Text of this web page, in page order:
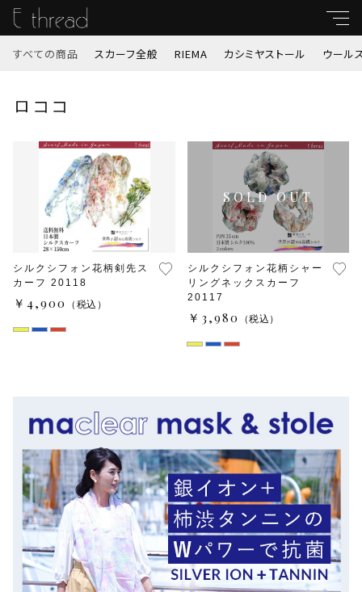
すべての商品 スカーフ全般 RIEMA カシミヤストール ウール
ロココ
シルクシフォン花柄剣先ス
カーフ 20118
￥4,900 （税込）
シルクシフォン花柄シャー
リングネックスカーフ
20117
￥3,980 （税込）
カシミヤストール
ウールストール
秋冬ストール（サスティナブルストール他）
フォーマル
メンズ
ウェルネス＆ヘルスケア
機能性付加ストール
子カテゴリ
価格帯
～
その他
在庫あり セール